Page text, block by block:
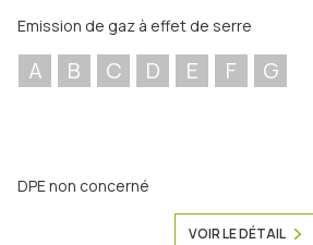
Emission de gaz à effet de serre
A B C D E F G
DPE non concerné
VOIR LE DÉTAIL